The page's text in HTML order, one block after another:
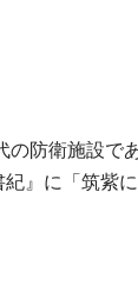
の防衛施設で
』に「筑紫